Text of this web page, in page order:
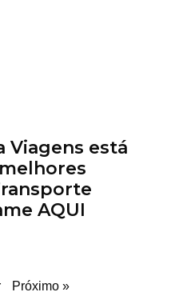
Viagens está
AQUI
Próximo »